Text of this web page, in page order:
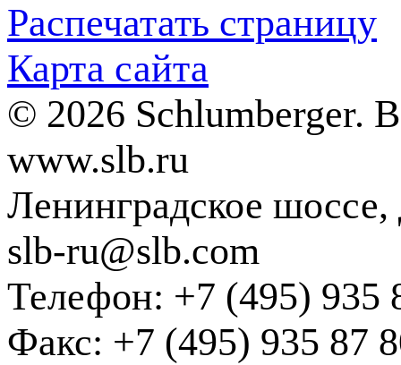
Распечатать страницу
Карта сайта
© 2026 Schlumberger.
www.slb.ru
Ленинградское
slb-ru@slb.com
Телефон: +7 (495) 935
Факс: +7 (495) 935 87